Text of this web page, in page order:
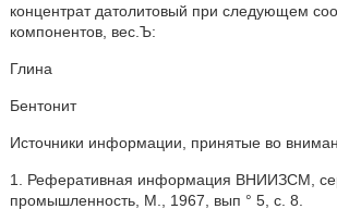
концентрат датолитовый при следующем
компонентов, вес.Ъ:
Глина
Бентонит
Источники информации, принятые во
1. Реферативная информация ВНИИЗСМ,
промышленность, М., 1967, вып ° 5, с. 8.